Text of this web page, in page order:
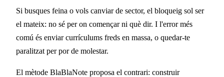
Si busques feina o vols canviar de sector, el bloqueig sol ser
el mateix: no sé per on començar ni què dir. I l'error més
comú és enviar currículums freds en massa, o quedar-te
paralitzat per por de molestar.
El mètode BlaBlaNote proposa el contrari: construir